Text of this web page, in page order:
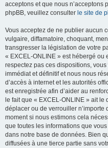
acceptons et que nous n’acceptons
phpBB, veuillez consulter le site de
Vous acceptez de ne publier aucun
vulgaire, diffamatoire, choquant,
transgresser la législation de votre
« EXCEL-ONLINE » est hébergé
respectez pas ces dispositions,
immédiat et définitif et nous nous
d’accès à internet et les autorités
est enregistrée afin d’aider au
le fait que « EXCEL-ONLINE » ait le
déplacer ou de verrouiller n’importe
moment si nous estimons cela
que toutes les informations que
dans notre base de données. Bien
diffusées à une tierce partie sans